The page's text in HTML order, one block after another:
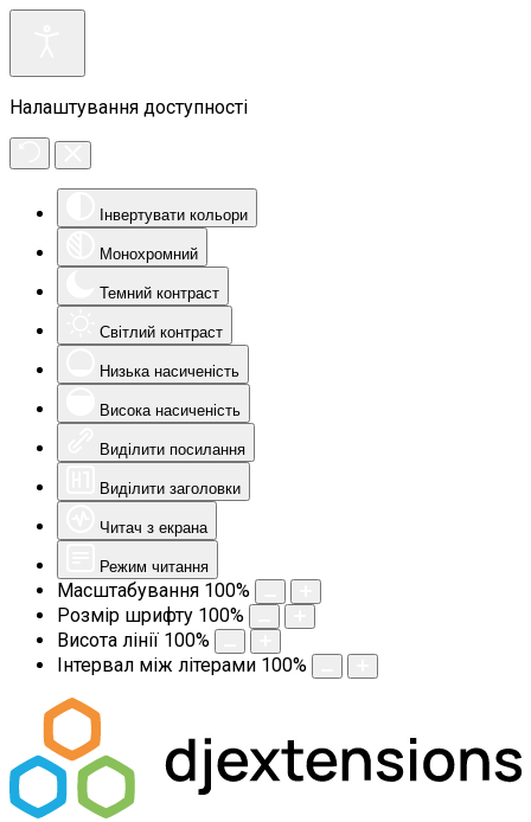
Налаштування доступності
Інвертувати кольори
Монохромний
Темний контраст
Світлий контраст
Низька насиченість
Висока насиченість
Виділити посилання
Виділити заголовки
Читач з екрана
Режим читання
Масштабування 100%
Розмір шрифту 100%
Висота лінії 100%
Інтервал між літерами 100%